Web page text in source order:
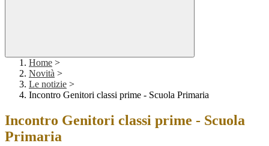
Home >
Novità >
Le notizie >
Incontro Genitori classi prime - Scuola Primaria
Incontro Genitori classi prime - Scuola
Primaria